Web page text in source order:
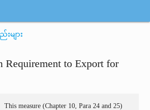
းများ
Requirement to Export for
This measure (Chapter 10, Para 24 and 25)